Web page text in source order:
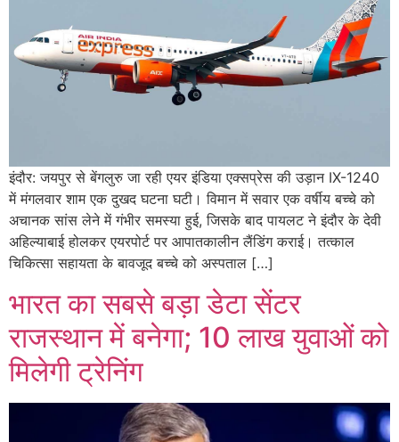
इंदौर: जयपुर से बेंगलुरु जा रही एयर इंडिया एक्सप्रेस की उड़ान IX-1240
में मंगलवार शाम एक दुखद घटना घटी। विमान में सवार एक वर्षीय बच्चे को
अचानक सांस लेने में गंभीर समस्या हुई, जिसके बाद पायलट ने इंदौर के देवी
अहिल्याबाई होलकर एयरपोर्ट पर आपातकालीन लैंडिंग कराई। तत्काल
चिकित्सा सहायता के बावजूद बच्चे को अस्पताल […]
भारत का सबसे बड़ा डेटा सेंटर
राजस्थान में बनेगा; 10 लाख युवाओं को
मिलेगी ट्रेनिंग